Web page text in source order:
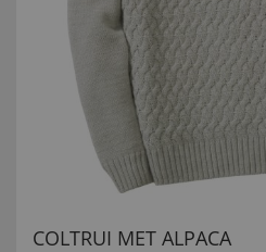
COLTRUI MET ALPACA